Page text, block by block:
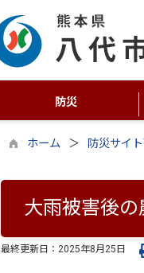
防災
ホーム 防災サイ
大雨被害後
最終更新日： 2025年8月25日